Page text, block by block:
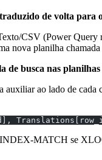
de volta para
CSV (Power Query
nova planilha chamada
de busca nas
auxiliar ao lado de cada
MATCH se